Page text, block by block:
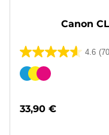
Canon
4.6
4.6/5
tähteä.
Värikasetti
33,90 €